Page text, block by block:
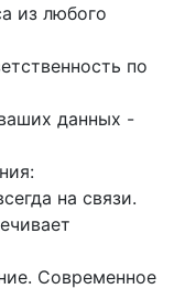
из любого
по
данных -
на связи.
Современное